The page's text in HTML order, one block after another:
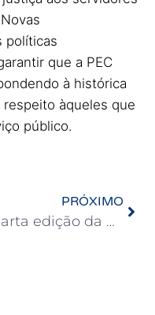
políticas
que a PEC
à histórica
àqueles que
público.
PRÓXIMO
Quarta edição da Campanha Antirracista enfatiza papel dos professores na desconstrução do racismo